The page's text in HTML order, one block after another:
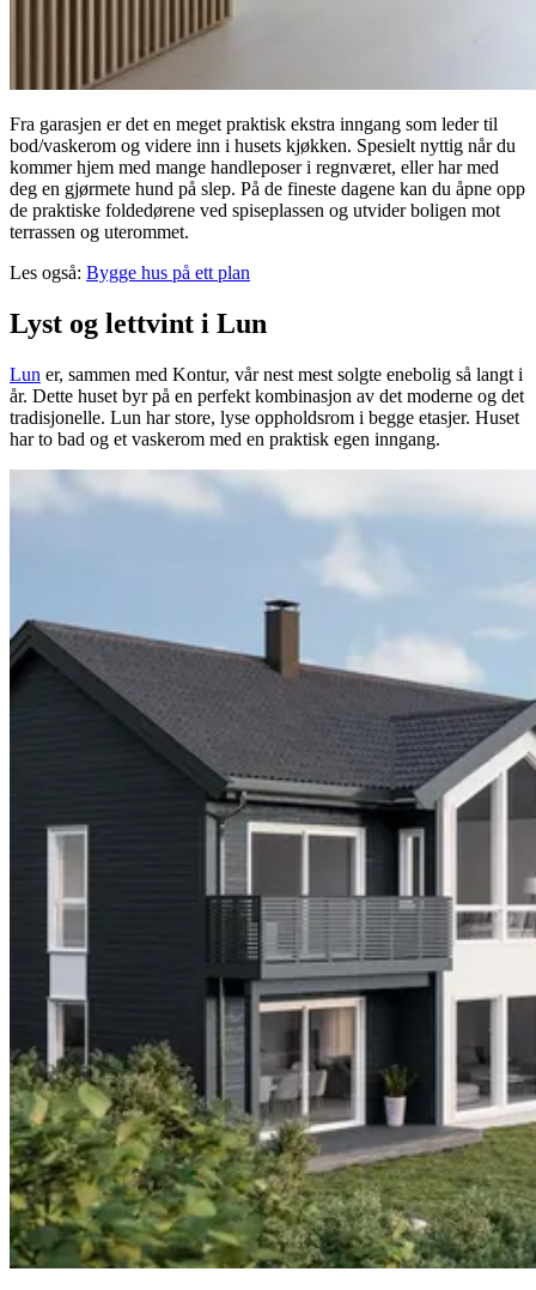
Fra garasjen er det en meget praktisk ekstra inngang som leder til
bod/vaskerom og videre inn i husets kjøkken. Spesielt nyttig når du
kommer hjem med mange handleposer i regnværet, eller har med
deg en gjørmete hund på slep. På de fineste dagene kan du åpne opp
de praktiske foldedørene ved spiseplassen og utvider boligen mot
terrassen og uterommet.
Les også: Bygge hus på ett plan
Lyst og lettvint i Lun
Lun er, sammen med Kontur, vår nest mest solgte enebolig så langt i
år. Dette huset byr på en perfekt kombinasjon av det moderne og det
tradisjonelle. Lun har store, lyse oppholdsrom i begge etasjer. Huset
har to bad og et vaskerom med en praktisk egen inngang.